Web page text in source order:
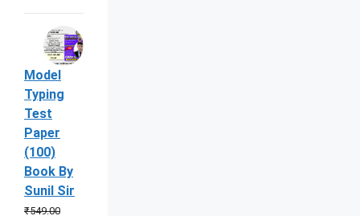
₹299.00.
is:
₹191.00.
Model
Typing
Test
Paper
(100)
Book By
Sunil Sir
₹549.00